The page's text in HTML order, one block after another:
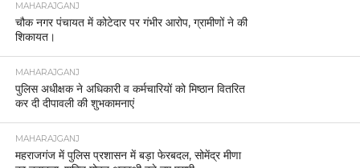
MAHARAJGANJ
चौक नगर पंचायत में कोटेदार पर गंभीर आरोप, ग्रामीणों ने की
शिकायत।
MAHARAJGANJ
पुलिस अधीक्षक ने अधिकारी व कर्मचारियों को मिष्ठान वितरित
कर दी दीपावली की शुभकामनाएं
MAHARAJGANJ
महराजगंज में पुलिस प्रशासन में बड़ा फेरबदल, सोमेंद्र मीणा